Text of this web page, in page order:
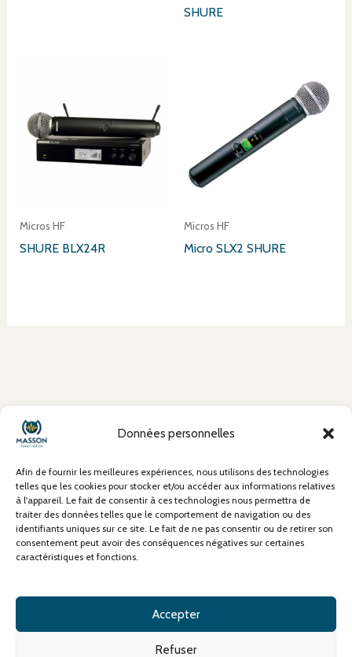
Données personnelles
Afin de fournir les meilleures expériences, nous utilisons des technologies
telles que les cookies pour stocker et/ou accéder aux informations relatives
à l'appareil. Le fait de consentir à ces technologies nous permettra de
traiter des données telles que le comportement de navigation ou des
identifiants uniques sur ce site. Le fait de ne pas consentir ou de retirer son
consentement peut avoir des conséquences négatives sur certaines
caractéristiques et fonctions.
Accepter
Refuser
SHURE
Micros HF
SHURE BLX24R
Micros HF
Micro SLX2 SHURE
Mentions Légales
Politique de confidentialité
Politique de cookies
Contact